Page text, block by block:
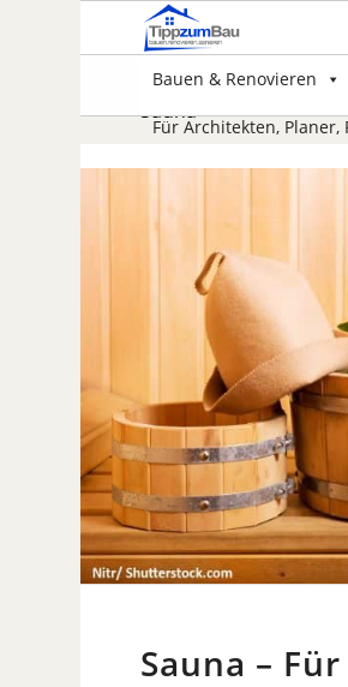
Bauen & Renovieren
Für Architekten,
Sauna
Sauna –